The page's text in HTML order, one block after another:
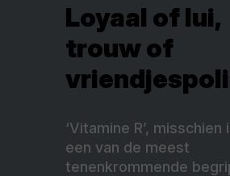
Loyaal of lui,
trouw of
‘Vitamine R’,
een van de meest
tenenkrommende